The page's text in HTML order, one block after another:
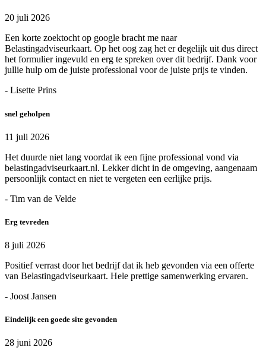
20 juli 2026
Een korte zoektocht op google bracht me naar
Belastingadviseurkaart. Op het oog zag het er degelijk uit dus direct
het formulier ingevuld en erg te spreken over dit bedrijf. Dank voor
jullie hulp om de juiste professional voor de juiste prijs te vinden.
- Lisette Prins
snel geholpen
11 juli 2026
Het duurde niet lang voordat ik een fijne professional vond via
belastingadviseurkaart.nl. Lekker dicht in de omgeving, aangenaam
persoonlijk contact en niet te vergeten een eerlijke prijs.
- Tim van de Velde
Erg tevreden
8 juli 2026
Positief verrast door het bedrijf dat ik heb gevonden via een offerte
van Belastingadviseurkaart. Hele prettige samenwerking ervaren.
- Joost Jansen
Eindelijk een goede site gevonden
28 juni 2026